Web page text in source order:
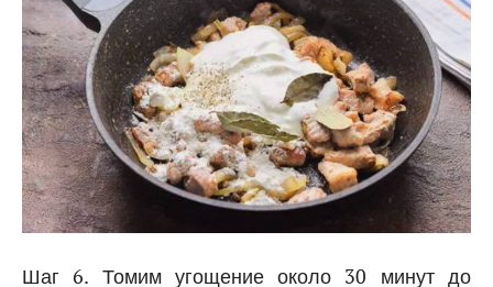
Шаг 6. Томим угощение около 30 минут до